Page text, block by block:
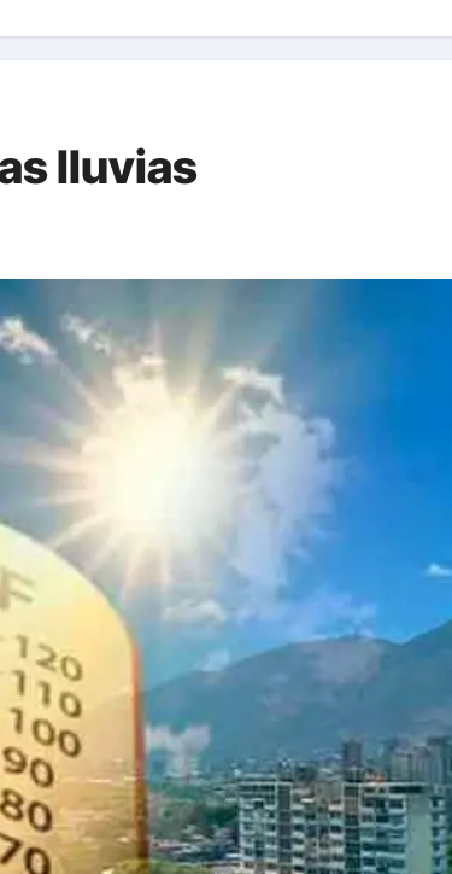
lluvias